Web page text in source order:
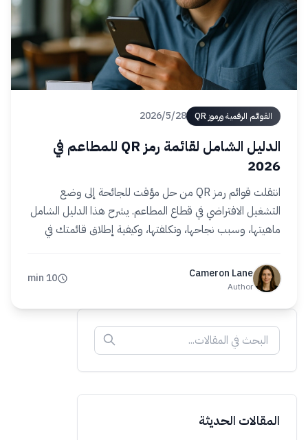
القوائم الرقمية ورموز QR 28‏/5‏/2026
الدليل الشامل لقائمة رمز QR للمطاعم في
2026
انتقلت قوائم رمز QR من حل مؤقت للجائحة إلى وضع
التشغيل الافتراضي في قطاع المطاعم. يشرح هذا الدليل الشامل
ماهيتها، وسبب نجاحها، وتكلفتها، وكيفية إطلاق قائمتك في
Cameron Lane
Author
10 min
المقالات الحديثة